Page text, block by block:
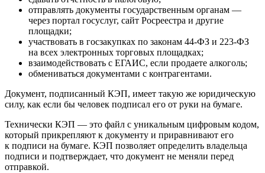
отправлять документы государственным органам —
через портал госуслуг, сайт Росреестра и другие
площадки;
участвовать в госзакупках по законам 44-ФЗ и 223-ФЗ
на всех электронных торговых площадках;
взаимодействовать с ЕГАИС, если продаете алкоголь;
обмениваться документами с контрагентами.
Документ, подписанный КЭП, имеет такую же юридическую
силу, как если бы человек подписал его от руки на бумаге.
Технически КЭП — это файл с уникальным цифровым кодом,
который прикрепляют к документу и приравнивают его
к подписи на бумаге. КЭП позволяет определить владельца
подписи и подтверждает, что документ не меняли перед
отправкой.